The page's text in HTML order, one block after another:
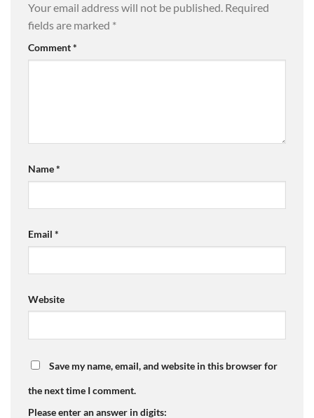
Your email address will not be published. Required
fields are marked *
Comment*
Name*
Email *
Website
Save my name, email, and website in this browser for
the next time I comment.
Please enter an answer in digits: